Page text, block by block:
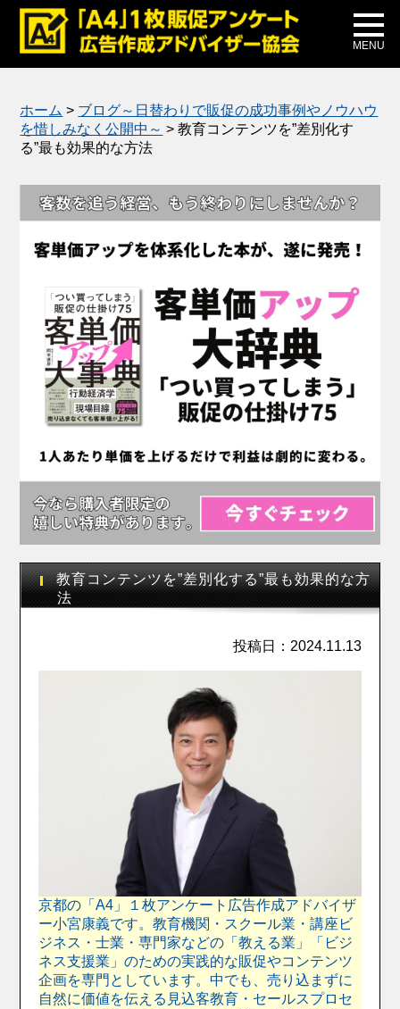
MENU
メディア掲載
公式ブログ
ホーム > ブログ～日替わりで販促の成功事例やノウハウ
を惜しみなく公開中～ >教育コンテンツを”差別化す
る”最も効果的な方法
教育コンテンツを”差別化する”最も効果的な方
法
投稿日：2024.11.13
京都の「A4」１枚アンケート広告作成アドバイザ
ー小宮康義です。教育機関・スクール業・講座ビ
ジネス・士業・専門家などの「教える業」「ビジ
ネス支援業」のための実践的な販促やコンテンツ
企画を専門としています。中でも、売り込まずに
自然に価値を伝える見込客教育・セールスプロセ